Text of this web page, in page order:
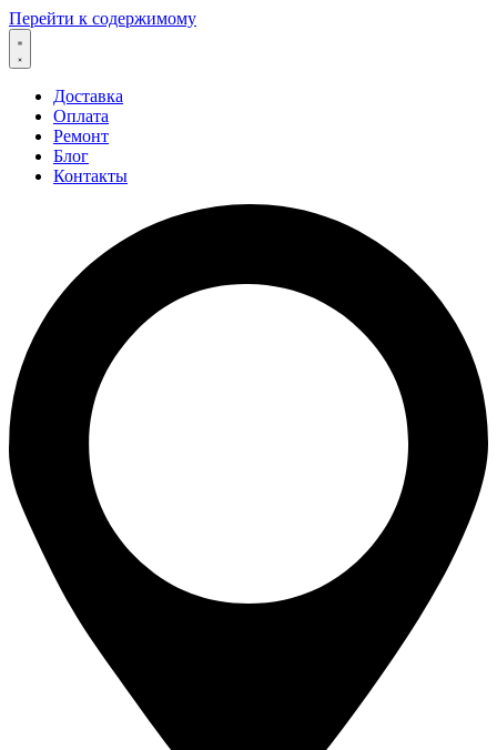
Перейти к содержимому
Доставка
Оплата
Ремонт
Блог
Контакты